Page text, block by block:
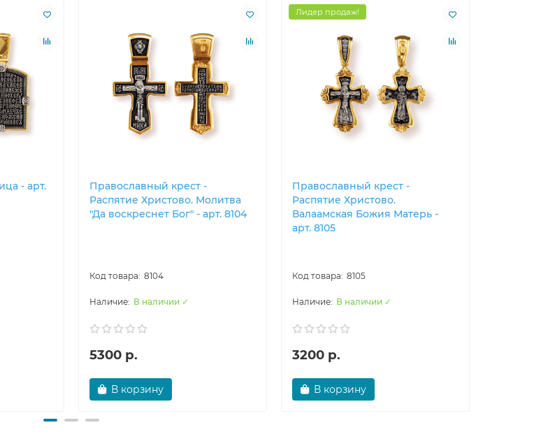
- арт.
Православны​й крест -
Распятие Христово. Молитва
"Да воскреснет Бог" - арт. 8104
8104
В наличии ✓
5300 р.
В корзину
Лидер продаж!
Православны​й крест -
Распятие Христово.
Валаамская Божия Матерь -
арт. 8105
8105
В наличии ✓
3200 р.
В корзину